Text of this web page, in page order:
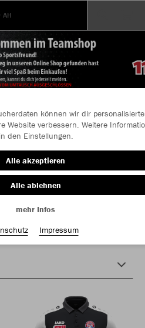
AH
im Teamshop SG
Aktive + AH
können wir dir personalisierte
Website verbessern. Weitere
den Einstellungen.
Alle akzeptieren
Alle ablehnen
mehr Infos
Impressum